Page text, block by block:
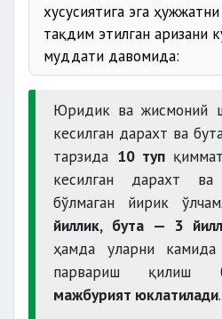
хусусиятига эга
тақдим этилган аризани
муддати давомида:
чиқиб ўрганади
хулосасини
Юридик ва жисмоний
кесилган дарахт ва
тарзида 10 туп
кесилган дарахт
бўлмаган йирик
йиллик, бута — 3
ҳамда уларни камида
парвариш қилиш
мажбурият юклатилади.